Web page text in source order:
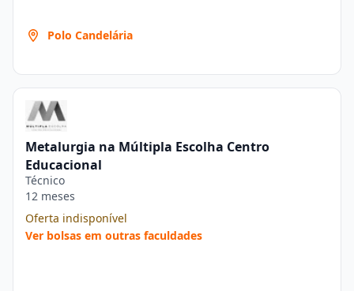
Polo Candelária
Metalurgia na Múltipla Escolha Centro
Educacional
Técnico
12 meses
Oferta indisponível
Ver bolsas em outras faculdades